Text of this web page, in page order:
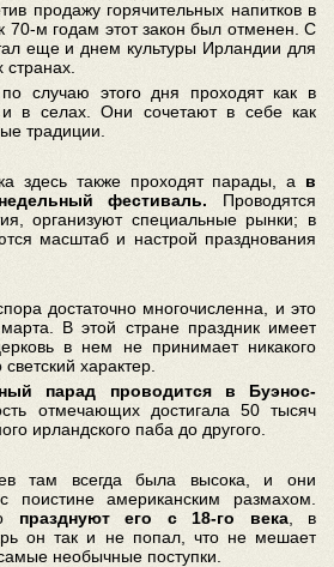
продажу горячительных напитков в
70-м годам этот закон был отменен. С
еще и днем культуры Ирландии для
случаю этого дня проходят как в
и в селах. Они сочетают в себе как
традиции.
здесь также проходят парады, а в
фестиваль. Проводятся
организуют специальные рынки; в
масштаб и настрой празднования
достаточно многочисленна, и это
В этой стране праздник имеет
в нем не принимает никакого
характер.
парад проводится в Буэнос-
отмечающих достигала 50 тысяч
ирландского паба до другого.
там всегда была высока, и они
поистине американским размахом.
празднуют его с 18-го века, в
он так и не попал, что не мешает
необычные поступки.